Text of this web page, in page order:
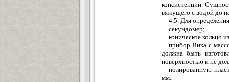
консистенции.
вяжущего с водой до
4.5. Для
секундомер;
коническое кольцо
прибор Вика с
должна быть
поверхностью и не
полированную
мм.